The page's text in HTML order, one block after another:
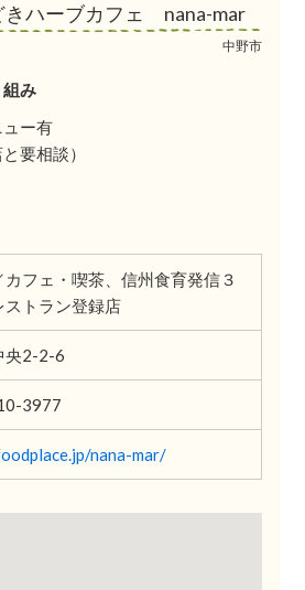
きハーブカフェ nana-mar
中野市
み
ー有
要相談）
カフェ・喫茶、信州食育発信３
ストラン登録店
央2-2-6
3977
nana-mar/